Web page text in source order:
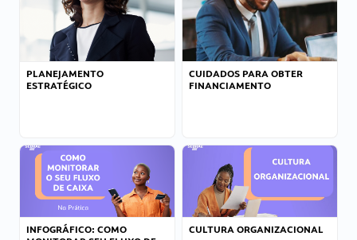
PLANEJAMENTO
ESTRATÉGICO
CUIDADOS PARA OBTER
FINANCIAMENTO
INFOGRÁFICO: COMO
CULTURA ORGANIZACIONAL